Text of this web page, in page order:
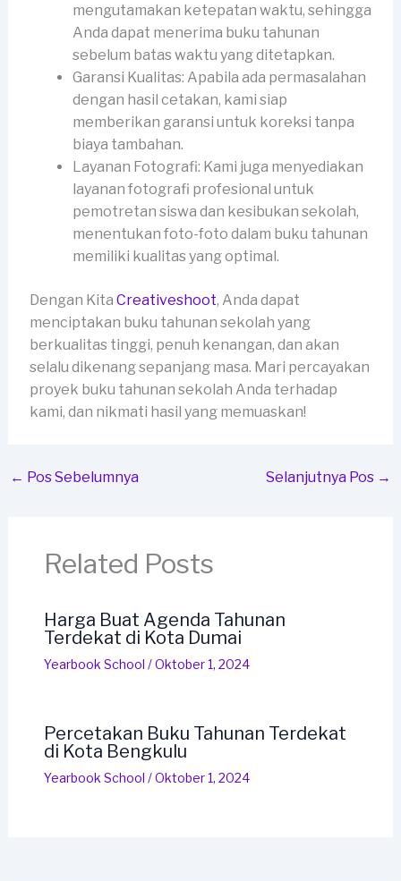
mengutamakan ketepatan waktu, sehingga
Anda dapat menerima buku tahunan
sebelum batas waktu yang ditetapkan.
Garansi Kualitas: Apabila ada permasalahan
dengan hasil cetakan, kami siap
memberikan garansi untuk koreksi tanpa
biaya tambahan.
Layanan Fotografi: Kami juga menyediakan
layanan fotografi profesional untuk
pemotretan siswa dan kesibukan sekolah,
menentukan foto-foto dalam buku tahunan
memiliki kualitas yang optimal.
Dengan Kita Creativeshoot, Anda dapat
menciptakan buku tahunan sekolah yang
berkualitas tinggi, penuh kenangan, dan akan
selalu dikenang sepanjang masa. Mari percayakan
proyek buku tahunan sekolah Anda terhadap
kami, dan nikmati hasil yang memuaskan!
← Pos Sebelumnya Selanjutnya Pos →
Related Posts
Harga Buat Agenda Tahunan
Terdekat di Kota Dumai
Yearbook School /Oktober 1, 2024
Percetakan Buku Tahunan Terdekat
di Kota Bengkulu
Yearbook School /Oktober 1, 2024